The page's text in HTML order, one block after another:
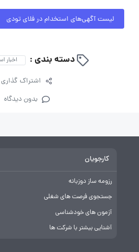
لیست آگهی‌های استخدام در فلای تودی
دسته بندی : اخبار
اشتراک گذاری
بدون دیدگاه
کارجویان
رزومه ساز دوزبانه
جستجوی فرصت های شغلی
آزمون های خودشناسی
آشنایی بیشتر با شرکت ها